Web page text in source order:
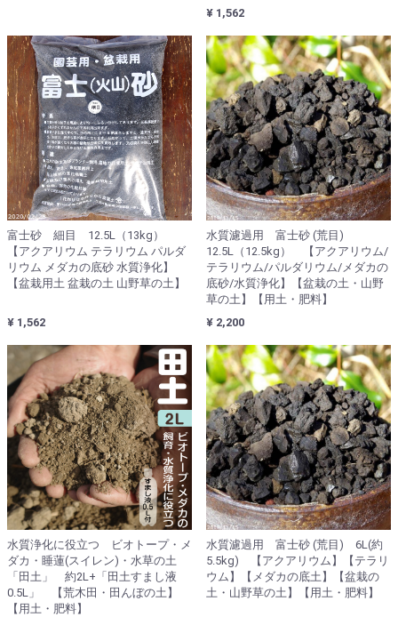
¥ 1,562
富士砂 細目 12.5L（13kg）
【アクアリウム テラリウム パルダ
リウム メダカの底砂 水質浄化】
【盆栽用土 盆栽の土 山野草の土】
¥ 1,562
水質濾過用 富士砂 (荒目)
12.5L（12.5kg） 【アクアリウム/
テラリウム/パルダリウム/メダカの
底砂/水質浄化】【盆栽の土・山野
草の土】【用土・肥料】
¥ 2,200
水質浄化に役立つ ビオトープ・メ
ダカ・睡蓮(スイレン)・水草の土
「田土」 約2L+「田土すまし液
0.5L」 【荒木田・田んぼの土】
【用土・肥料】
水質濾過用 富士砂 (荒目) 6L(約
5.5kg) 【アクアリウム】【テラリ
ウム】【メダカの底土】【盆栽の
土・山野草の土】【用土・肥料】